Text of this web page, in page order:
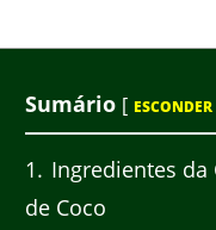
Sumário [ ESCONDER
1
Ingredientes da
de Coco